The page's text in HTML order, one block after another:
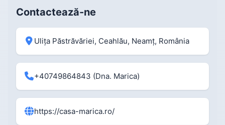
Contactează-ne
Ulița Păstrăvăriei, Ceahlău, Neamț, România
+40749864843 (Dna. Marica)
https://casa-marica.ro/